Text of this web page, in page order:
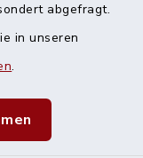
abgefragt.
in unseren
.